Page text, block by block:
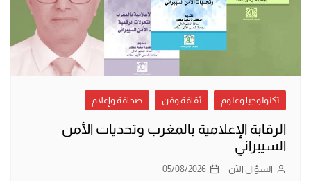
تكنولوجيا وعلوم ثقافة وفن صحافة وإعلام
الرقابة الإعلامية بالمغرب وتحديات الأمن
السيبراني
السؤال الآن 05/08/2026